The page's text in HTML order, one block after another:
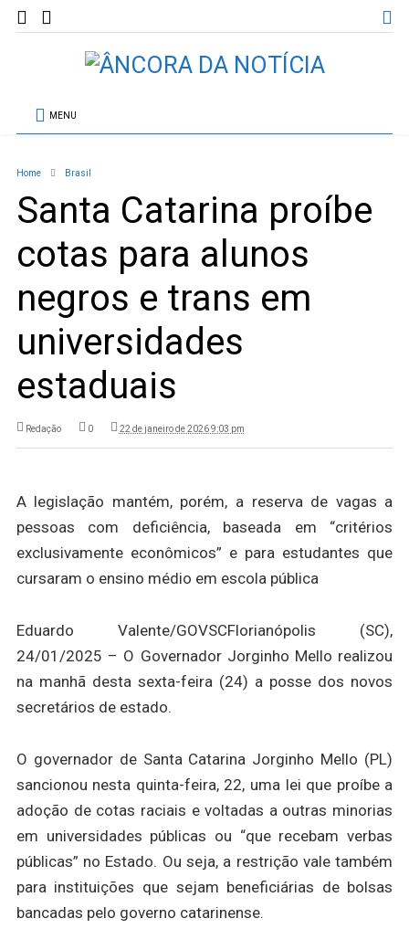
MENU
Home Brasil
Santa Catarina proíbe
cotas para alunos
negros e trans em
universidades
estaduais
Redação 0 22 de janeiro de 2026 9:03 pm
A legislação mantém, porém, a reserva de vagas a
pessoas com deficiência, baseada em “critérios
exclusivamente econômicos” e para estudantes que
cursaram o ensino médio em escola pública
Eduardo Valente/GOVSCFlorianópolis (SC),
24/01/2025 – O Governador Jorginho Mello realizou
na manhã desta sexta-feira (24) a posse dos novos
secretários de estado.
O governador de Santa Catarina Jorginho Mello (PL)
sancionou nesta quinta-feira, 22, uma lei que proíbe a
adoção de cotas raciais e voltadas a outras minorias
em universidades públicas ou “que recebam verbas
públicas” no Estado. Ou seja, a restrição vale também
para instituições que sejam beneficiárias de bolsas
bancadas pelo governo catarinense.